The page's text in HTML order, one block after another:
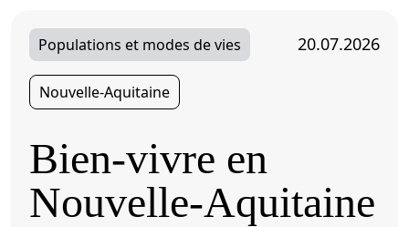
Populations et modes de vies 20.07.2026
Nouvelle-Aquitaine
Bien-vivre en
Nouvelle-Aquitaine